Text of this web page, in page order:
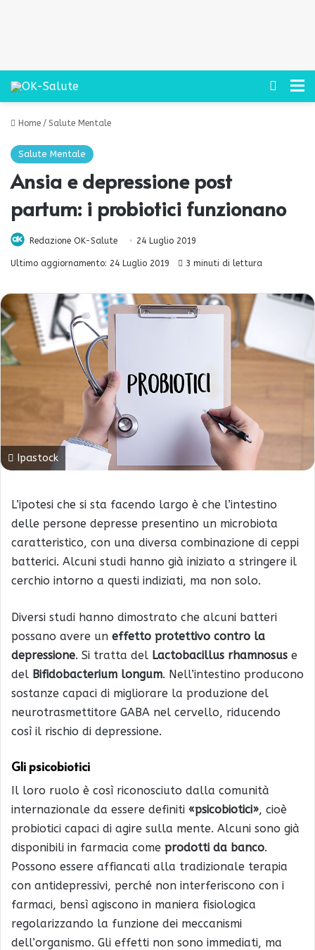
Cerca
Home / Salute Mentale
Salute Mentale
Ansia e depressione post
partum: i probiotici funzionano
Redazione OK-Salute 24 Luglio 2019
Ultimo aggiornamento: 24 Luglio 2019 3 minuti di lettura
Ipastock
L’ipotesi che si sta facendo largo è che l’intestino
delle persone depresse presentino un microbiota
caratteristico, con una diversa combinazione di ceppi
batterici. Alcuni studi hanno già iniziato a stringere il
cerchio intorno a questi indiziati, ma non solo.
Diversi studi hanno dimostrato che alcuni batteri
possano avere un effetto protettivo contro la
depressione. Si tratta del Lactobacillus rhamnosus e
del Bifidobacterium longum. Nell’intestino producono
sostanze capaci di migliorare la produzione del
neurotrasmettitore GABA nel cervello, riducendo
così il rischio di depressione.
Gli psicobiotici
Il loro ruolo è così riconosciuto dalla comunità
internazionale da essere definiti «psicobiotici», cioè
probiotici capaci di agire sulla mente. Alcuni sono già
disponibili in farmacia come prodotti da banco.
Possono essere affiancati alla tradizionale terapia
con antidepressivi, perché non interferiscono con i
farmaci, bensì agiscono in maniera fisiologica
regolarizzando la funzione dei meccanismi
dell’organismo. Gli effetti non sono immediati, ma